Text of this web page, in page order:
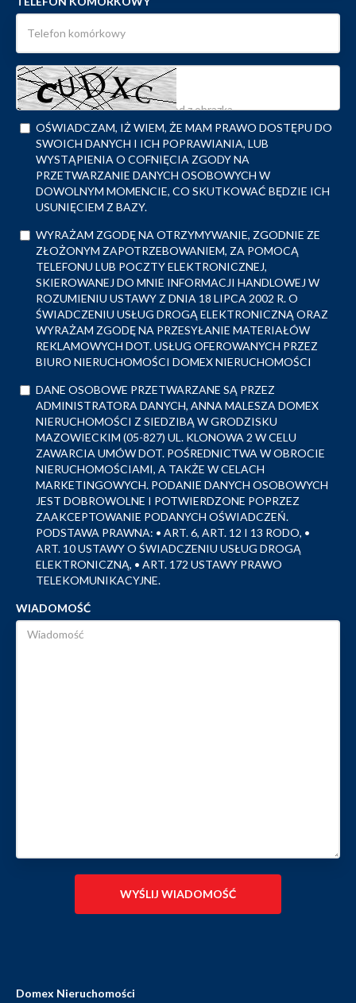
OŚWIADCZAM, IŻ WIEM, ŻE MAM PRAWO DOSTĘPU DO
SWOICH DANYCH I ICH POPRAWIANIA, LUB
WYSTĄPIENIA O COFNIĘCIA ZGODY NA
PRZETWARZANIE DANYCH OSOBOWYCH W
DOWOLNYM MOMENCIE, CO SKUTKOWAĆ BĘDZIE ICH
USUNIĘCIEM Z BAZY.
WYRAŻAM ZGODĘ NA OTRZYMYWANIE, ZGODNIE ZE
ZŁOŻONYM ZAPOTRZEBOWANIEM, ZA POMOCĄ
TELEFONU LUB POCZTY ELEKTRONICZNEJ,
SKIEROWANEJ DO MNIE INFORMACJI HANDLOWEJ W
ROZUMIENIU USTAWY Z DNIA 18 LIPCA 2002 R. O
ŚWIADCZENIU USŁUG DROGĄ ELEKTRONICZNĄ ORAZ
WYRAŻAM ZGODĘ NA PRZESYŁANIE MATERIAŁÓW
REKLAMOWYCH DOT. USŁUG OFEROWANYCH PRZEZ
BIURO NIERUCHOMOŚCI DOMEX NIERUCHOMOŚCI
DANE OSOBOWE PRZETWARZANE SĄ PRZEZ
ADMINISTRATORA DANYCH, ANNA MALESZA DOMEX
NIERUCHOMOŚCI Z SIEDZIBĄ W GRODZISKU
MAZOWIECKIM (05-827) UL. KLONOWA 2 W CELU
ZAWARCIA UMÓW DOT. POŚREDNICTWA W OBROCIE
NIERUCHOMOŚCIAMI, A TAKŻE W CELACH
MARKETINGOWYCH. PODANIE DANYCH OSOBOWYCH
JEST DOBROWOLNE I POTWIERDZONE POPRZEZ
ZAAKCEPTOWANIE PODANYCH OŚWIADCZEŃ.
PODSTAWA PRAWNA: • ART. 6, ART. 12 I 13 RODO, •
ART. 10 USTAWY O ŚWIADCZENIU USŁUG DROGĄ
ELEKTRONICZNĄ, • ART. 172 USTAWY PRAWO
TELEKOMUNIKACYJNE.
WIADOMOŚĆ
Domex Nieruchomości